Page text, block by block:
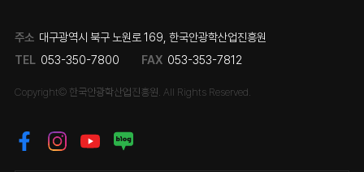
주소 대구광역시 북구 노원로 169, 한국안광학산업진흥원
TEL 053-350-7800 FAX 053-353-7812
Copyright© 한국안광학산업진흥원. All Rights Reserved.